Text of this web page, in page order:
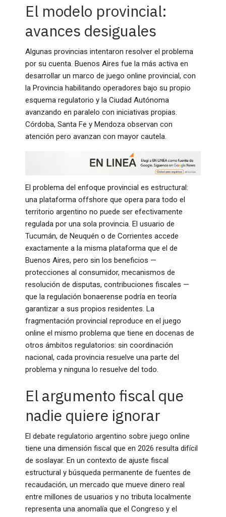
El modelo provincial:
avances desiguales
Algunas provincias intentaron resolver el problema
por su cuenta. Buenos Aires fue la más activa en
desarrollar un marco de juego online provincial, con
la Provincia habilitando operadores bajo su propio
esquema regulatorio y la Ciudad Autónoma
avanzando en paralelo con iniciativas propias.
Córdoba, Santa Fe y Mendoza observan con
atención pero avanzan con mayor cautela.
El problema del enfoque provincial es estructural:
una plataforma offshore que opera para todo el
territorio argentino no puede ser efectivamente
regulada por una sola provincia. El usuario de
Tucumán, de Neuquén o de Corrientes accede
exactamente a la misma plataforma que el de
Buenos Aires, pero sin los beneficios —
protecciones al consumidor, mecanismos de
resolución de disputas, contribuciones fiscales —
que la regulación bonaerense podría en teoría
garantizar a sus propios residentes. La
fragmentación provincial reproduce en el juego
online el mismo problema que tiene en docenas de
otros ámbitos regulatorios: sin coordinación
nacional, cada provincia resuelve una parte del
problema y ninguna lo resuelve del todo.
El argumento fiscal que
nadie quiere ignorar
El debate regulatorio argentino sobre juego online
tiene una dimensión fiscal que en 2026 resulta difícil
de soslayar. En un contexto de ajuste fiscal
estructural y búsqueda permanente de fuentes de
recaudación, un mercado que mueve dinero real
entre millones de usuarios y no tributa localmente
representa una anomalía que el Congreso y el